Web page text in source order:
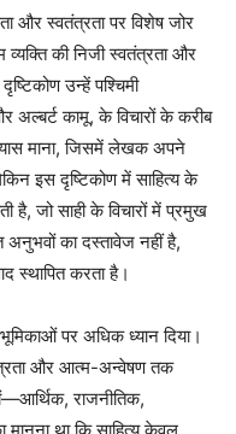
और स्वतंत्रता पर विशेष जोर
की निजी स्वतंत्रता और
उन्हें पश्चिमी
अल्बर्ट कामू, के विचारों के करीब
माना, जिसमें लेखक अपने
इस दृष्टिकोण में साहित्य के
है, जो साही के विचारों में प्रमुख
अनुभवों का दस्तावेज नहीं है,
स्थापित करता है।
पर अधिक ध्यान दिया।
और आत्म-अन्वेषण तक
राजनीतिक,